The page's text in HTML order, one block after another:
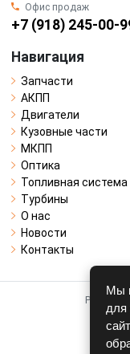
Офис продаж
+7 (918) 245-00-
Навигация
Запчасти
АКПП
Двигатели
Кузовные части
МКПП
Оптика
Топливная система
Турбины
О нас
Новости
Контакты
Мы
для